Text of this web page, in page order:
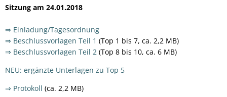
Sitzung am 24.01.2018
⇒ Einladung/Tagesordnung
⇒ Beschlussvorlagen Teil 1 (Top 1 bis 7, ca. 2,2 MB)
⇒ Beschlussvorlagen Teil 2 (Top 8 bis 10, ca. 6 MB)
NEU: ergänzte Unterlagen zu Top 5
⇒ Protokoll (ca. 2,2 MB)